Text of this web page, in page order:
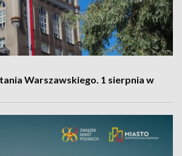
Warszawskiego. 1 sierpnia w